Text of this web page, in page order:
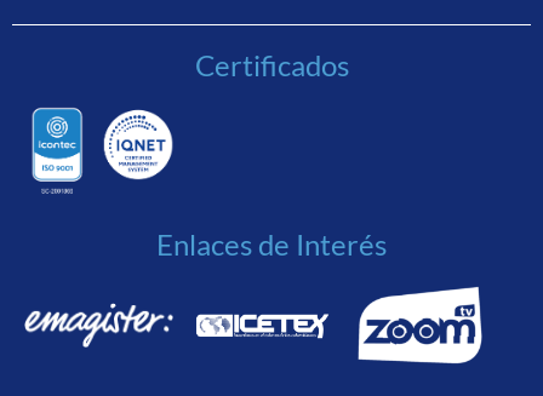
Certificados
Enlaces de Interés